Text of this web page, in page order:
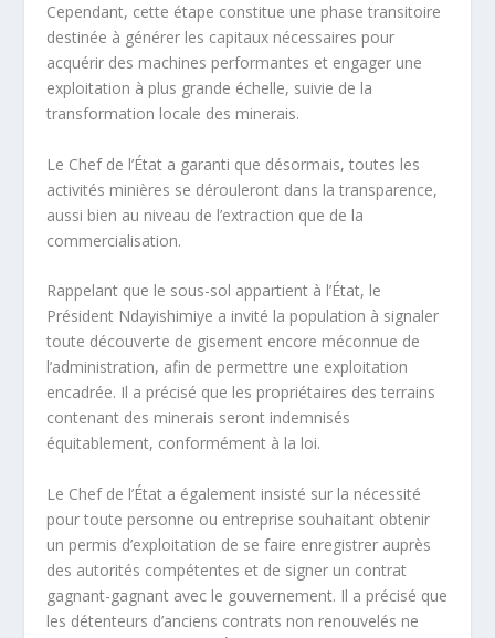
Cependant, cette étape constitue une phase transitoire
destinée à générer les capitaux nécessaires pour
acquérir des machines performantes et engager une
exploitation à plus grande échelle, suivie de la
transformation locale des minerais.
Le Chef de l’État a garanti que désormais, toutes les
activités minières se dérouleront dans la transparence,
aussi bien au niveau de l’extraction que de la
commercialisation.
Rappelant que le sous-sol appartient à l’État, le
Président Ndayishimiye a invité la population à signaler
toute découverte de gisement encore méconnue de
l’administration, afin de permettre une exploitation
encadrée. Il a précisé que les propriétaires des terrains
contenant des minerais seront indemnisés
équitablement, conformément à la loi.
Le Chef de l’État a également insisté sur la nécessité
pour toute personne ou entreprise souhaitant obtenir
un permis d’exploitation de se faire enregistrer auprès
des autorités compétentes et de signer un contrat
gagnant-gagnant avec le gouvernement. Il a précisé que
les détenteurs d’anciens contrats non renouvelés ne